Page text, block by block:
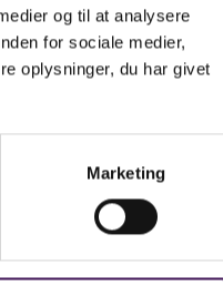
og til at analysere
for sociale medier,
oplysninger, du har givet
Marketing